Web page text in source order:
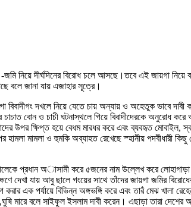
নিয়ে দীর্ঘদিনের বিরোধ চলে আসছে।তবে এই জায়গা নিয়ে
বলে জানা যায় এজাহার সূত্রে।
দখলে নিয়ে যেতে চায় অন্যায় ও অহেতুক ভাবে
বোন ও চাচী ঘটনাস্থলে গিয়ে বিবাদীদেরকে অনুরোধ
উপর ক্ষিপ্ত হয়ে বেধম মারধর করে এবং ব্যবহৃত মোবাইল,
মামলা ও হুমকি অব্যাহত রেখেছে স্হানীয় পদবীধারী কিছু
প্রধান অাসামী করে ৫জনের নাম উল্লেখ করে লোহাগাড়া
দেখা যায় আবু ছালে গংয়ের সাথে তাঁদের জায়গা জমির
করার এক পর্যায়ে বিভিন্ন অঙ্গভঙ্গি করে এবং তারঁ মেঝ
বলে সাইফুল ইসলাম দাবী করেন। এছাড়া তারা দেশের